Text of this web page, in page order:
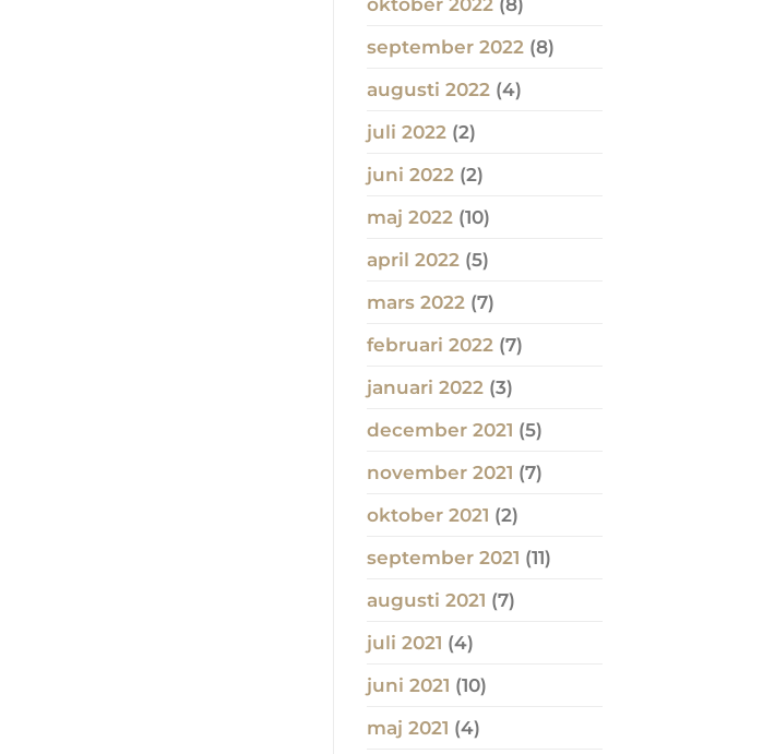
oktober 2022(8)
september 2022(8)
augusti 2022(4)
juli 2022(2)
juni 2022(2)
maj 2022(10)
april 2022(5)
mars 2022(7)
februari 2022(7)
januari 2022(3)
december 2021 (5)
november 2021 (7)
oktober 2021 (2)
september 2021 (11)
augusti 2021 (7)
juli 2021 (4)
juni 2021 (10)
maj 2021 (4)